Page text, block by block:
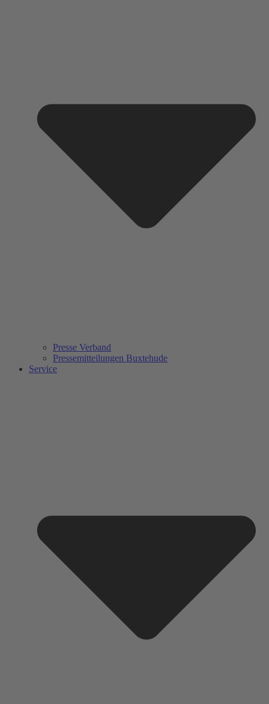
Presse Verband
Pressemitteilungen Buxtehude
Service